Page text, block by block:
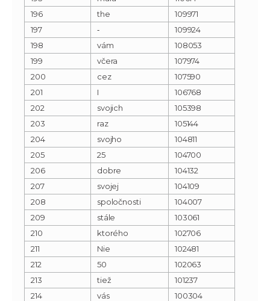
196
the
109971
197
‐
109924
198
vám
108053
199
včera
107974
200
cez
107590
201
I
106768
202
svojich
105398
203
raz
105144
204
svojho
104811
205
25
104700
206
dobre
104132
207
svojej
104109
208
spoločnosti
104007
209
stále
103061
210
ktorého
102706
211
Nie
102481
212
50
102063
213
tiež
101237
214
vás
100304